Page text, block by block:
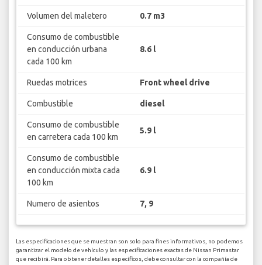
Volumen del maletero 0.7 m3
Consumo de combustible
en conducción urbana
cada 100 km
8.6 l
Ruedas motrices Front wheel drive
Combustible diesel
Consumo de combustible
en carretera cada 100 km
5.9 l
Consumo de combustible
en conducción mixta cada
100 km
6.9 l
Numero de asientos 7, 9
Las especificaciones que se muestran son solo para fines informativos, no podemos
garantizar el modelo de vehículo y las especificaciones exactas de Nissan Primastar
que recibirá. Para obtener detalles específicos, debe consultar con la compañía de